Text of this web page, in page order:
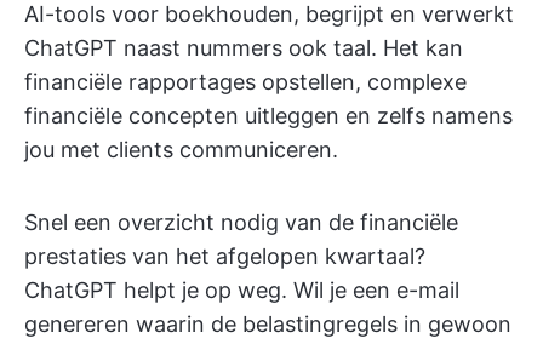
AI-tools voor boekhouden, begrijpt en verwerkt
ChatGPT naast nummers ook taal. Het kan
financiële rapportages opstellen, complexe
financiële concepten uitleggen en zelfs namens
jou met clients communiceren.
Snel een overzicht nodig van de financiële
prestaties van het afgelopen kwartaal?
ChatGPT helpt je op weg. Wil je een e-mail
genereren waarin de belastingregels in gewoon